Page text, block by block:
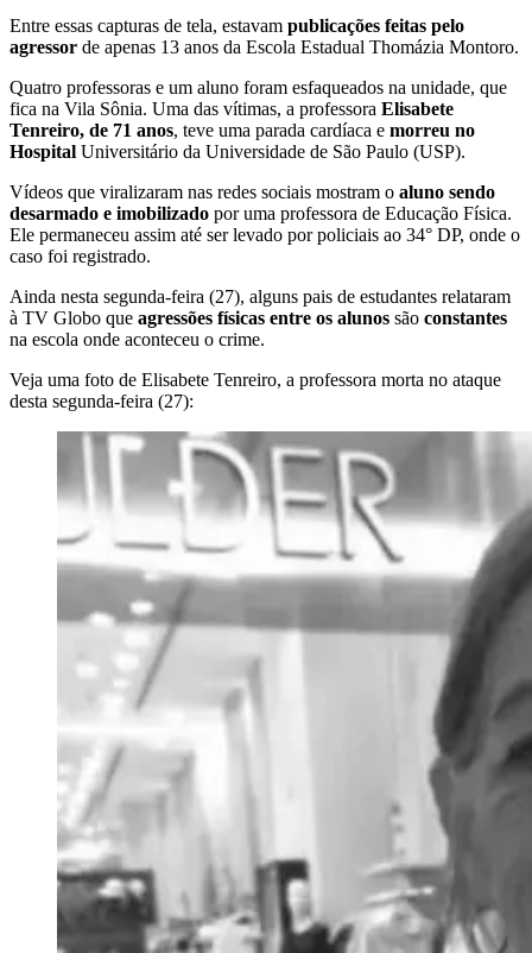
Entre essas capturas de tela, estavam publicações feitas pelo
agressor de apenas 13 anos da Escola Estadual Thomázia Montoro.
Quatro professoras e um aluno foram esfaqueados na unidade, que
fica na Vila Sônia. Uma das vítimas, a professora Elisabete
Tenreiro, de 71 anos, teve uma parada cardíaca e morreu no
Hospital Universitário da Universidade de São Paulo (USP).
Vídeos que viralizaram nas redes sociais mostram o aluno sendo
desarmado e imobilizado por uma professora de Educação Física.
Ele permaneceu assim até ser levado por policiais ao 34° DP, onde o
caso foi registrado.
Ainda nesta segunda-feira (27), alguns pais de estudantes relataram
à TV Globo que agressões físicas entre os alunos são constantes
na escola onde aconteceu o crime.
Veja uma foto de Elisabete Tenreiro, a professora morta no ataque
desta segunda-feira (27):